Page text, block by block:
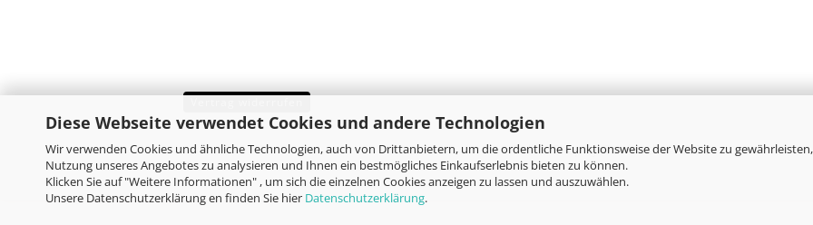
Diese Webseite verwendet Cookies und andere Technologien
Wir verwenden Cookies und ähnliche Technologien, auch von Drittanbietern, um die ordentliche Funktionsweise der Website zu
Nutzung unseres Angebotes zu analysieren und Ihnen ein bestmögliches Einkaufserlebnis bieten zu können.
Klicken Sie auf "Weitere Informationen" , um sich die einzelnen Cookies anzeigen zu lassen und auszuwählen.
Unsere Datenschutzerklärung en finden Sie hier Datenschutzerklärung.
Online-Shopby Gambio.de © 2026